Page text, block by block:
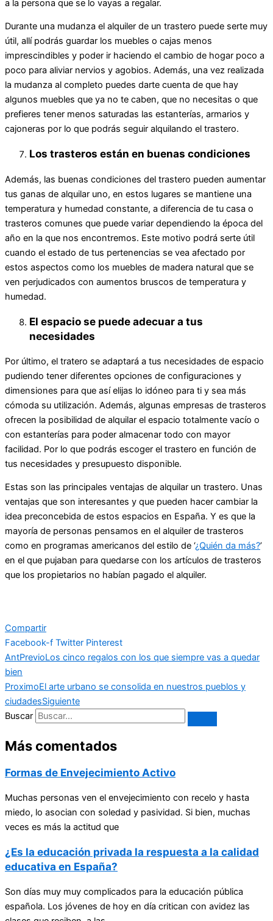
a la persona que se lo vayas a regalar.
Durante una mudanza el alquiler de un trastero puede serte muy
útil, allí podrás guardar los muebles o cajas menos
imprescindibles y poder ir haciendo el cambio de hogar poco a
poco para aliviar nervios y agobios. Además, una vez realizada
la mudanza al completo puedes darte cuenta de que hay
algunos muebles que ya no te caben, que no necesitas o que
prefieres tener menos saturadas las estanterías, armarios y
cajoneras por lo que podrás seguir alquilando el trastero.
Los trasteros están en buenas condiciones
Además, las buenas condiciones del trastero pueden aumentar
tus ganas de alquilar uno, en estos lugares se mantiene una
temperatura y humedad constante, a diferencia de tu casa o
trasteros comunes que puede variar dependiendo la época del
año en la que nos encontremos. Este motivo podrá serte útil
cuando el estado de tus pertenencias se vea afectado por
estos aspectos como los muebles de madera natural que se
ven perjudicados con aumentos bruscos de temperatura y
humedad.
El espacio se puede adecuar a tus
necesidades
Por último, el tratero se adaptará a tus necesidades de espacio
pudiendo tener diferentes opciones de configuraciones y
dimensiones para que así elijas lo idóneo para ti y sea más
cómoda su utilización. Además, algunas empresas de trasteros
ofrecen la posibilidad de alquilar el espacio totalmente vacío o
con estanterías para poder almacenar todo con mayor
facilidad. Por lo que podrás escoger el trastero en función de
tus necesidades y presupuesto disponible.
Estas son las principales ventajas de alquilar un trastero. Unas
ventajas que son interesantes y que pueden hacer cambiar la
idea preconcebida de estos espacios en España. Y es que la
mayoría de personas pensamos en el alquiler de trasteros
como en programas americanos del estilo de ‘¿Quién da más?’
en el que pujaban para quedarse con los artículos de trasteros
que los propietarios no habían pagado el alquiler.
Compartir
Facebook-f Twitter Pinterest
AntPrevioLos cinco regalos con los que siempre vas a quedar
bien
ProximoEl arte urbano se consolida en nuestros pueblos y
ciudadesSiguiente
Buscar
Más comentados
Formas de Envejecimiento Activo
Muchas personas ven el envejecimiento con recelo y hasta
miedo, lo asocian con soledad y pasividad. Si bien, muchas
veces es más la actitud que
¿Es la educación privada la respuesta a la calidad
educativa en España?
Son días muy muy complicados para la educación pública
española. Los jóvenes de hoy en día critican con avidez las